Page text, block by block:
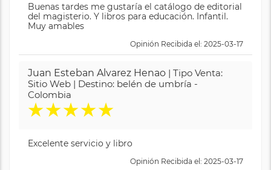
Buenas tardes me gustaría el catálogo de editorial
del magisterio. Y libros para educación. Infantil.
Muy amables
Opinión Recibida el: 2025-03-17
Juan Esteban Alvarez Henao | Tipo Venta:
Sitio Web | Destino: belén de umbría -
Colombia
★★★★★
Excelente servicio y libro
Opinión Recibida el: 2025-03-17